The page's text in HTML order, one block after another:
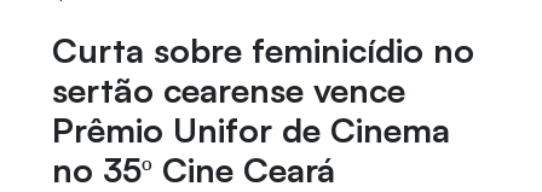
Curta sobre feminicídio no
sertão cearense vence
Prêmio Unifor de Cinema
no 35º Cine Ceará